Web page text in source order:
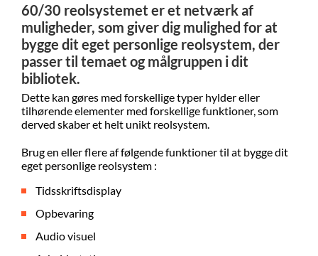
60/30 reolsystemet er et netværk af
muligheder, som giver dig mulighed for at
bygge dit eget personlige reolsystem, der
passer til temaet og målgruppen i dit
bibliotek.
Dette kan gøres med forskellige typer hylder eller
tilhørende elementer med forskellige funktioner, som
derved skaber et helt unikt reolsystem.
Brug en eller flere af følgende funktioner til at bygge dit
eget personlige reolsystem :
Tidsskriftsdisplay
Opbevaring
Audio visuel